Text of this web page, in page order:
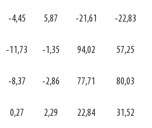
-4,45 5,87 -21,61 -22,83
-11,73 -1,35 94,02 57,25
-8,37 -2,86 77,71 80,03
0,27 2,29 22,84 31,52